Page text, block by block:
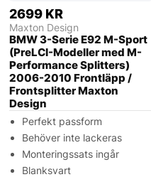
2699 KR
Maxton Design
BMW 3-Serie E92 M-Sport
(PreLCI-Modeller med M-
Performance Splitters)
2006-2010 Frontläpp /
Frontsplitter Maxton
Design
Perfekt passform
Behöver inte lackeras
Monteringssats ingår
Blanksvart